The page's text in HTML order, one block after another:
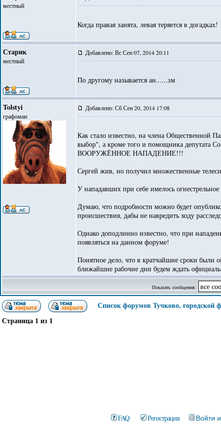
местный
Когда правая занята, левая теряется в догадках!
Старик
местный
Добавлено: Вс Сен 07, 2014 20:11
По другому называется ан......зм
Tolstyi
графоман
Добавлено: Сб Сен 20, 2014 17:08
Как стало известно, на члена Общественной
выбор", а кроме того и помощника депутата
ВООРУЖЁННОЕ НАПАДЕНИЕ!!!
Сергей жив, но получил множественные
У нападавших при себе имелось
Думаю, что подробности можно будет
происшествия, дабы не навредить ходу
Однако доподлинно известно, что при
появляться на данном форуме!
Понятное дело, что в кратчайшие сроки были
ближайшие рабочие дни будем ждать
Показать сообщения:
Список форумов Тучково, городской
Страница 1 из 1
FAQ Регистрация Войти